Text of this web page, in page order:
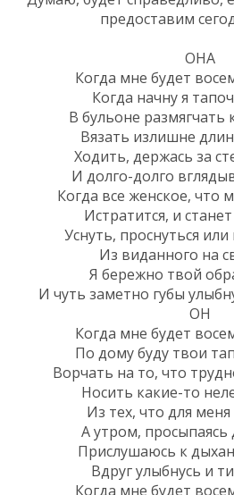
предоставим
ОНА
Когда мне будет
Когда начну я
В бульоне размягчать
Вязать излишне
Ходить, держась за
И долго-долго
Когда все женское, что
Истратится, и
Уснуть, проснуться или
Из виданного на
Я бережно твой
И чуть заметно губы
ОН
Когда мне будет
По дому буду твои
Ворчать на то, что
Носить какие-то
Из тех, что для меня
А утром, просыпаясь
Прислушаюсь к
Вдруг улыбнусь и
Когда мне будет